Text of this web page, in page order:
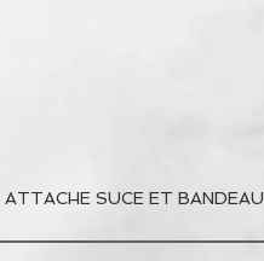
ATTACHE SUCE ET BANDEAU